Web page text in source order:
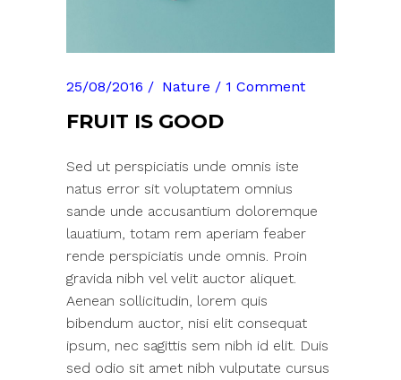
25/08/2016 Nature 1 Comment
FRUIT IS GOOD
Sed ut perspiciatis unde omnis iste
natus error sit voluptatem omnius
sande unde accusantium doloremque
lauatium, totam rem aperiam feaber
rende perspiciatis unde omnis. Proin
gravida nibh vel velit auctor aliquet.
Aenean sollicitudin, lorem quis
bibendum auctor, nisi elit consequat
ipsum, nec sagittis sem nibh id elit. Duis
sed odio sit amet nibh vulputate cursus